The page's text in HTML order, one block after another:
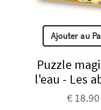
Ajouter au
Puzzle
l'eau - Les
€ 18.90